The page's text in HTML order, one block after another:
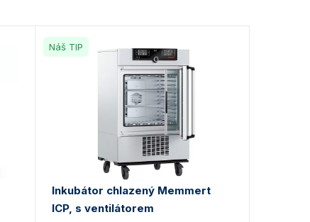
Náš TIP
Inkubátor chlazený Memmert
ICP, s ventilátorem